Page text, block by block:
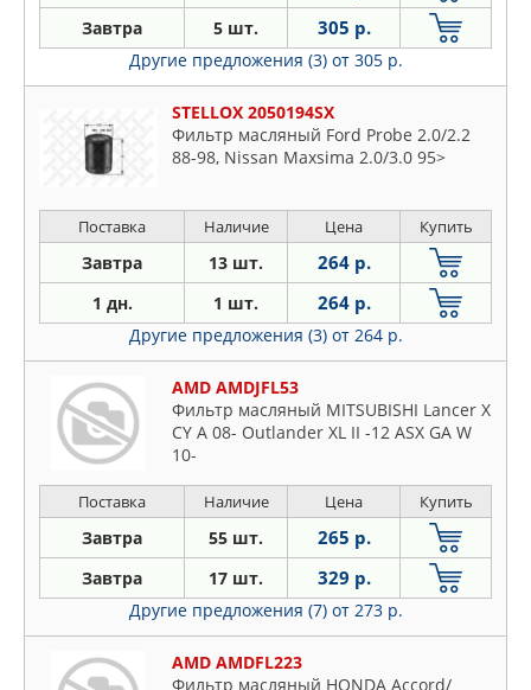
Завтра 5 шт. 305 р.
Другие предложения (3) от 305 р.
STELLOX 2050194SX
Фильтр масляный Ford Probe 2.0/2.2
88-98, Nissan Maxsima 2.0/3.0 95>
Поставка Наличие Цена Купить
Завтра 13 шт. 264 р.
1 дн. 1 шт. 264 р.
Другие предложения (3) от 264 р.
AMD AMDJFL53
Фильтр масляный MITSUBISHI Lancer X
CY A 08- Outlander XL II -12 ASX GA W
10-
Поставка Наличие Цена Купить
Завтра 55 шт. 265 р.
Завтра 17 шт. 329 р.
Другие предложения (7) от 273 р.
AMD AMDFL223
Фильтр масляный HONDA Accord/